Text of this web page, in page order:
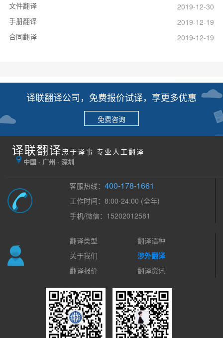
文件翻译
2019-12-30
手册翻译
2019-12-19
合同翻译
2019-12-19
译联翻译公司，免费报价试译，享更多优惠
免费咨询
译联翻译 忠于译事 专业人工翻译
中国 · 广州 · 深圳
客服热线：400-178-1661
工作时间：8:00-24:00 (全年)
手机/微信：15202012581
翻译类型
翻译语种
关于我们
涉外翻译
翻译报价
翻译资讯